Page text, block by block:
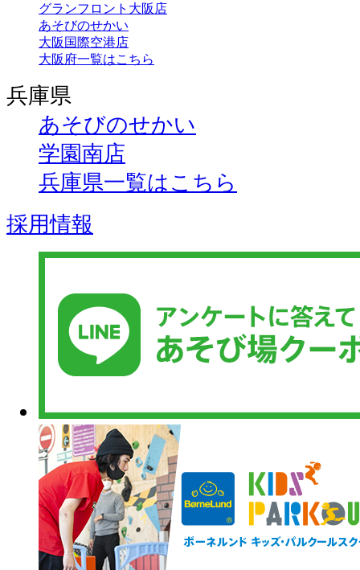
グランフロント大阪店
あそびのせかい
大阪国際空港店
大阪府一覧はこちら
兵庫県
あそびのせかい
学園南店
兵庫県一覧はこちら
採用情報